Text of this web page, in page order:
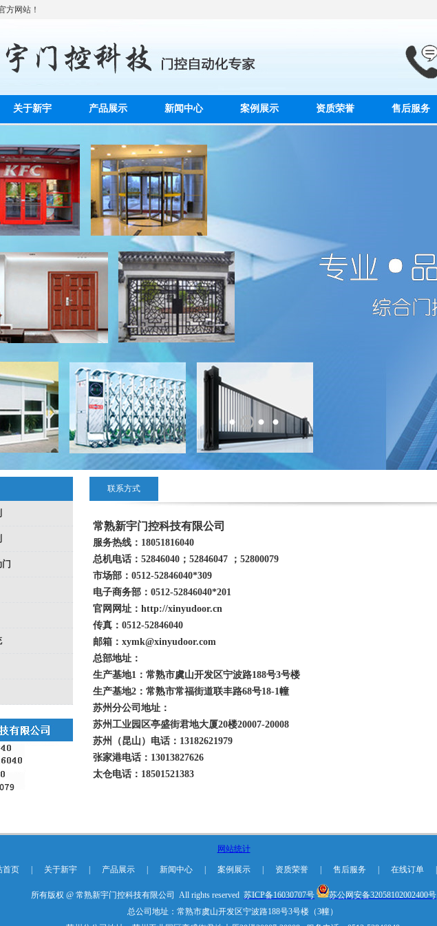
方网站！
关于新宇 产品展示 新闻中心 案例展示 资质荣誉 售后服务
联系方式
常熟新宇门控科技有限公司
服务热线：18051816040
总机电话：52846040；52846047 ；52800079
市场部：0512-52846040*309
电子商务部：0512-52846040*201
官网网址：http://xinyudoor.cn
传真：0512-52846040
邮箱：xymk@xinyudoor.com
总部地址：
生产基地1：常熟市虞山开发区宁波路188号3号楼
生产基地2：常熟市常福街道联丰路68号18-1幢
苏州分公司地址：
苏州工业园区亭盛街君地大厦20楼20007-20008
苏州（昆山）电话：13182621979
张家港电话：13013827626
太仓电话：18501521383
网站统计
首页 关于新宇 产品展示 新闻中心 案例展示 资质荣誉 售后服务 在线订单
所有版权 @ 常熟新宇门控科技有限公司 All rights reserved 苏ICP备16030707号
苏公网安备32058102002400号
总公司地址：常熟市虞山开发区宁波路188号3号楼（3幢）